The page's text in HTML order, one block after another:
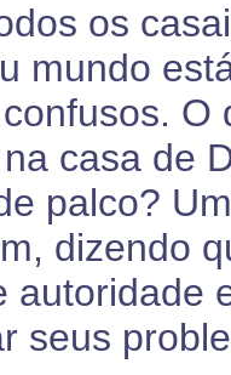
os
mundo
O
casa de
palco?
dizendo
autoridade
seus